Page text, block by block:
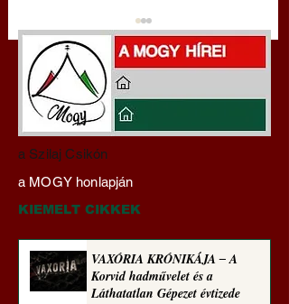
Hajdu Zoltán:
Transzhumanizmus és
technomorál ‒ 21/28.
Rugalmas technomorál:
a Szilaj Csikón
a MOGY honlapján
KIEMELT CIKKEK
VAXÓRIA KRÓNIKÁJA ‒ A
Korvid hadművelet és a
Láthatatlan Gépezet évtizede